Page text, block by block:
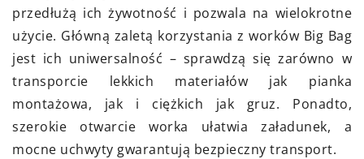
przedłużą ich żywotność i pozwala na wielokrotne
użycie. Główną zaletą korzystania z worków Big Bag
jest ich uniwersalność – sprawdzą się zarówno w
transporcie lekkich materiałów jak pianka
montażowa, jak i ciężkich jak gruz. Ponadto,
szerokie otwarcie worka ułatwia załadunek, a
mocne uchwyty gwarantują bezpieczny transport.